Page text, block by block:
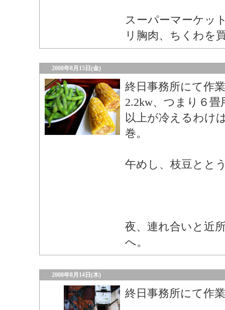
スーパーマーケッ
リ胸肉、ちくわを
2008年8月15日(金)
終日事務所にて作
2.2kw、つまり６
以上が冷えるわけ
巻。
午めし、枝豆とと
夜、連れ合いと近
へ。
2008年8月14日(木)
終日事務所にて作